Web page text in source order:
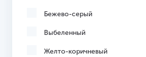
Бежево-серый
Выбеленный
Желто-коричневый